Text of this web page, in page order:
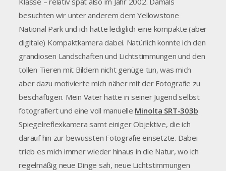
besuchten wir unter anderem dem Yellowstone
National Park und ich hatte lediglich eine kompakte (aber
digitale) Kompaktkamera dabei. Natürlich konnte ich den
grandiosen Landschaften und Lichtstimmungen und den
tollen Tieren mit Bildern nicht genüge tun, was mich
aber dazu motivierte mich näher mit der Fotografie zu
beschäftigen. Mein Vater hatte in seiner Jugend selbst
fotografiert und eine voll manuelle Minolta SRT-303b
Spiegelreflexkamera samt einiger Objektive, die ich
darauf hin zur bewussten Fotografie einsetzte. Dabei
trieb es mich immer wieder hinaus in die Natur, wo ich
regelmäßig neue Dinge sah, neue Lichtstimmungen